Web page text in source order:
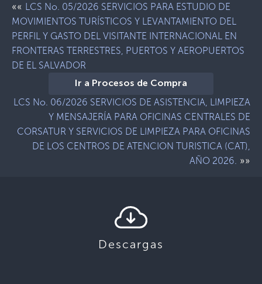
«« LCS No. 05/2026 SERVICIOS PARA ESTUDIO DE
MOVIMIENTOS TURÍSTICOS Y LEVANTAMIENTO DEL
PERFIL Y GASTO DEL VISITANTE INTERNACIONAL EN
FRONTERAS TERRESTRES, PUERTOS Y AEROPUERTOS
DE EL SALVADOR
Ir a Procesos de Compra
LCS No. 06/2026 SERVICIOS DE ASISTENCIA, LIMPIEZA
Y MENSAJERÍA PARA OFICINAS CENTRALES DE
CORSATUR Y SERVICIOS DE LIMPIEZA PARA OFICINAS
DE LOS CENTROS DE ATENCION TURISTICA (CAT),
AÑO 2026. »»
Descargas